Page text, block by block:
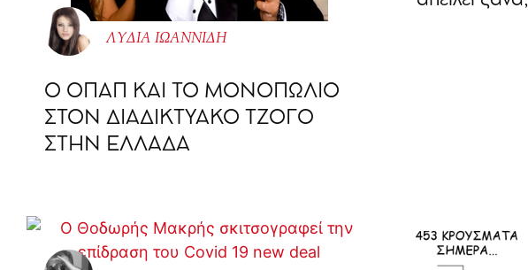
ΛΥΔΙΑ ΙΩΑΝΝΙΔΗ
O ΟΠΑΠ ΚΑΙ ΤΟ ΜΟΝΟΠΩΛΙΟ
ΣΤΟΝ ΔΙΑΔΙΚΤΥΑΚΟ ΤΖΟΓΟ
ΣΤΗΝ ΕΛΛΑΔΑ